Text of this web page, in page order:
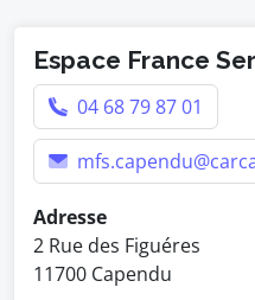
Espace France
04 68 79 87 01
Adresse
2 Rue des Figuéres
11700 Capendu